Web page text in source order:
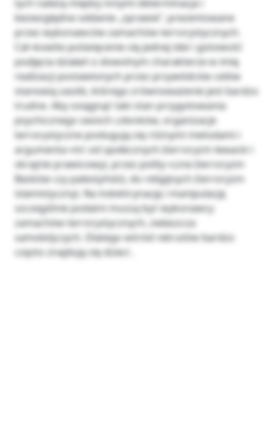
tych należą między innymi determinacja i
bezwzględne oddanie „sprawie”, prezentowane
przez wykonawców zamachów terrorystycznych.
Cał¬kowite poświęcenie się jednej idei i gotowość
podjęcia działań o dowolnym charakterze w imię
realizacji postawionych przez przywódców celów
stanowią zasób, którego zrównoważenie jest bardzo
trudne. Aby osiągnąć taki stan przygotowania
psychicznego swoich członków, organizacje
terrorystyczne posługują się różnymi metodami i
argumenta¬mi: od społecznych (terroryzm lewacki i
skrajnie prawicowy), przez polity¬czne (terroryzm
Basków czy palestyński), do religijnych (terroryzm
islamistyczny). Na indoktrynację i manipulację
szczególnie podatni muszą być wykonawcy
zamachów terrorystycznych, zwłaszcza
samobójczych. Dlatego wśród rekrutów bardzo
często znajdują się dzieci .